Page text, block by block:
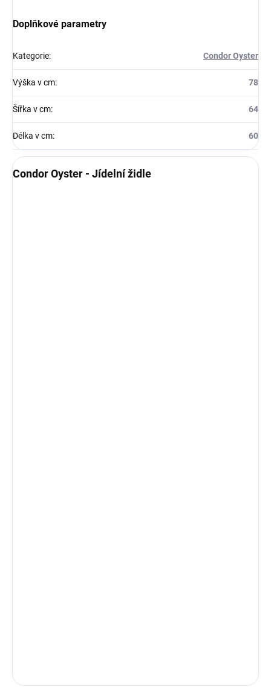
Doplňkové parametry
Kategorie: Condor Oyster
Výška v cm: 78
Šířka v cm: 64
Délka v cm: 60
Condor Oyster - Jídelní židle